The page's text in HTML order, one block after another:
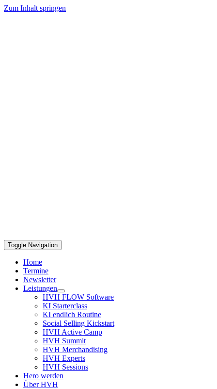
Zum Inhalt springen
Toggle Navigation
Home
Termine
Newsletter
Leistungen
HVH FLOW Software
KI Starterclass
KI endlich Routine
Social Selling Kickstart
HVH Active Camp
HVH Summit
HVH Merchandising
HVH Experts
HVH Sessions
Hero werden
Über HVH